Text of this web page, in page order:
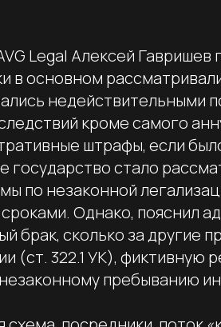
Legal Алексей Гавришев
в основном
недействительными
кроме самого
штрафы, если
стало
по незаконной
Однако, пояснил
брак, сколько за другие
(ст. 322.1 УК), фиктивную
пребыванию